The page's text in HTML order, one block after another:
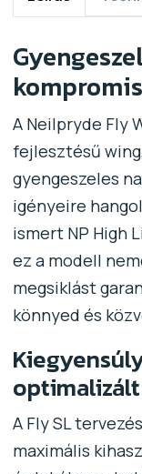
A Neilpryde Fly
fejlesztésű
gyengeszeles
igényeire
ismert NP High
ez a modell
megsiklást
könnyed és
A Fly SL
maximális